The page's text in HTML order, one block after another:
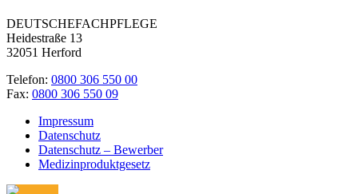
DEUTSCHEFACHPFLEGE
Heidestraße 13
32051 Herford
Telefon: 0800 306 550 00
Fax: 0800 306 550 09
Impressum
Datenschutz
Datenschutz – Bewerber
Medizinproduktgesetz